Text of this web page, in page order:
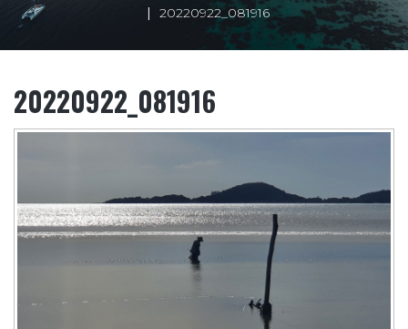
20220922_081916
20220922_081916